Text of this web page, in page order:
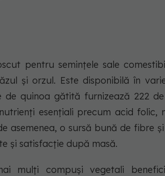
pentru semințele sale
și orzul. Este disponibilă în
quinoa gătită furnizează 222
esențiali precum acid folic,
asemenea, o sursă bună de fibre
și satisfacție după masă.
mulți compuși vegetali